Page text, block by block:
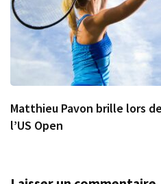
Matthieu Pavon brille lors
l’US Open